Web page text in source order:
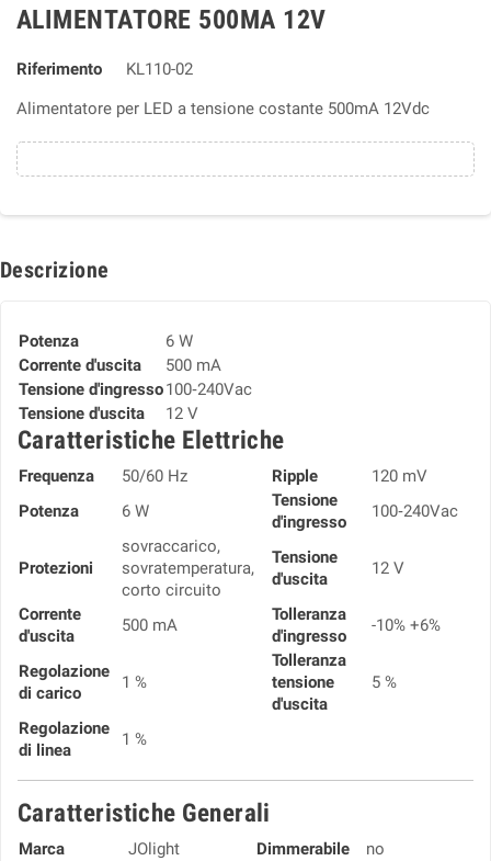
ALIMENTATORE 500MA 12V
Riferimento
KL110-02
Alimentatore per LED a tensione costante 500mA 12Vdc
Descrizione
Potenza
6 W
Corrente d'uscita
500 mA
Tensione d'ingresso100‑240Vac
Tensione d'uscita
12 V
Caratteristiche Elettriche
Frequenza 50/60 Hz Ripple
120 mV
Potenza
6 W
Tensione
d'ingresso
100‑240Vac
Protezioni
sovraccarico,
sovratemperatura,
corto circuito
Tensione
d'uscita
12 V
Corrente
d'uscita
500 mA
Tolleranza
d'ingresso
-10% +6%
Regolazione
di carico
1 %
Tolleranza
tensione
d'uscita
5 %
Regolazione
di linea
1 %
Caratteristiche Generali
Marca JOlight Dimmerabile
no